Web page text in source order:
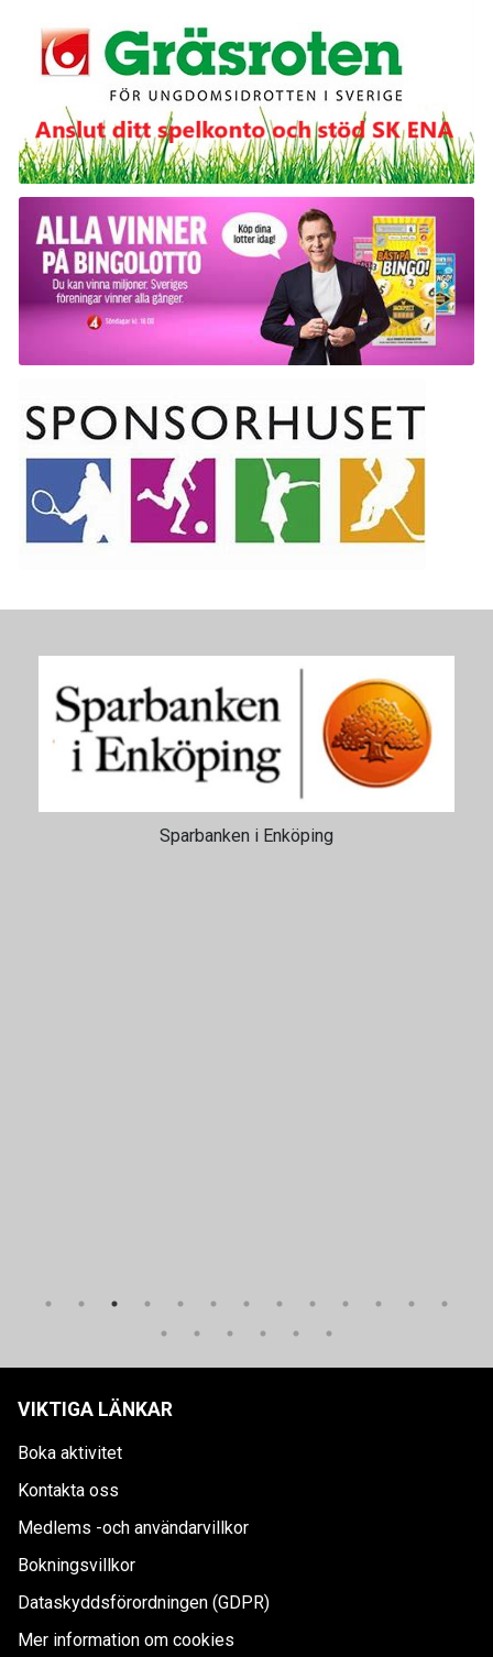
Sparbanken i Enköping
VIKTIGA LÄNKAR
Boka aktivitet
Kontakta oss
Medlems -och användarvillkor
Bokningsvillkor
Dataskyddsförordningen (GDPR)
Mer information om cookies